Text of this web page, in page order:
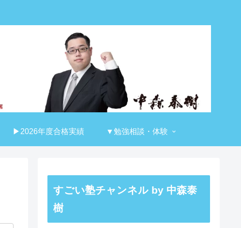
▶2026年度合格実績 ▼勉強相談・体験
すごい塾チャンネル by 中森泰
樹